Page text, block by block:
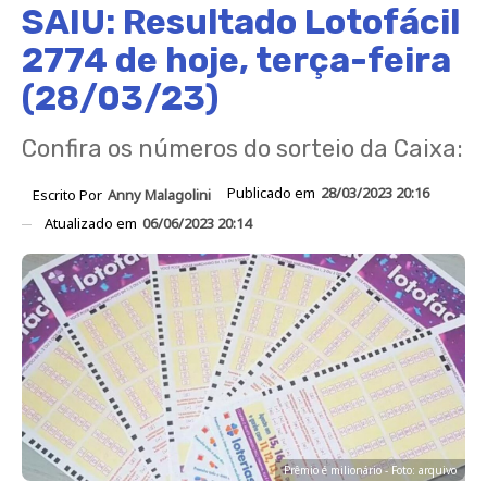
SAIU: Resultado Lotofácil
2774 de hoje, terça-feira
(28/03/23)
Confira os números do sorteio da Caixa:
Escrito Por Anny Malagolini Publicado em 28/03/2023 20:16
Atualizado em 06/06/2023 20:14
Prêmio é milionário - Foto: arquivo